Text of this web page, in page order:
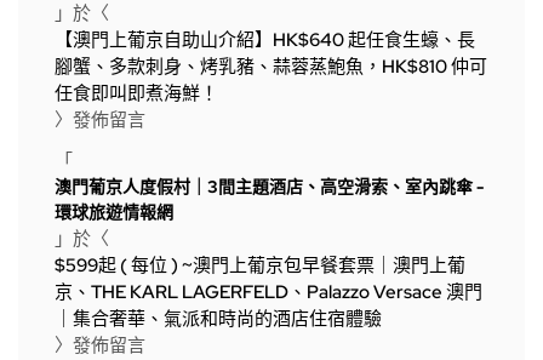
」於〈
【澳門上葡京自助山介紹】HK$640 起任食生蠔、長
腳蟹、多款刺身、烤乳豬、蒜蓉蒸鮑魚，HK$810 仲可
任食即叫即煮海鮮！
〉發佈留言
「
澳門葡京人度假村｜3間主題酒店、高空滑索、室內跳傘 -
環球旅遊情報網
」於〈
$599起 ( 每位 ) ~澳門上葡京包早餐套票｜澳門上葡
京、THE KARL LAGERFELD、Palazzo Versace 澳門
｜集合奢華、氣派和時尚的酒店住宿體驗
〉發佈留言